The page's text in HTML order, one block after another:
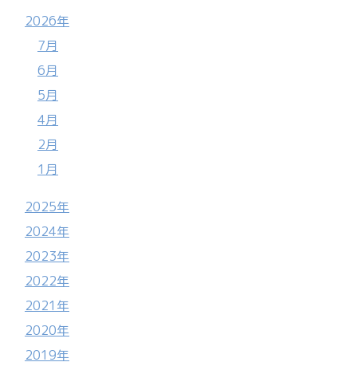
2026年
7月
6月
5月
4月
2月
1月
2025年
2024年
2023年
2022年
2021年
2020年
2019年